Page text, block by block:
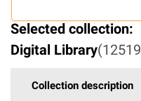
Selected collection:
Digital Library(12519
Collection description